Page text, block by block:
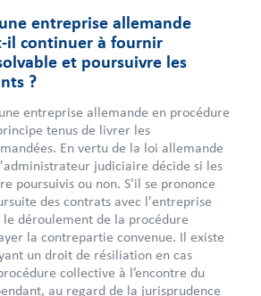
entreprise allemande
il continuer à fournir
et poursuivre les
?
entreprise allemande en procédure
tenus de livrer les
En vertu de la loi allemande
judiciaire décide si les
poursuivis ou non. S'il se prononce
des contrats avec l'entreprise
le déroulement de la procédure
la contrepartie convenue. Il existe
un droit de résiliation en cas
collective à l’encontre du
au regard de la jurisprudence